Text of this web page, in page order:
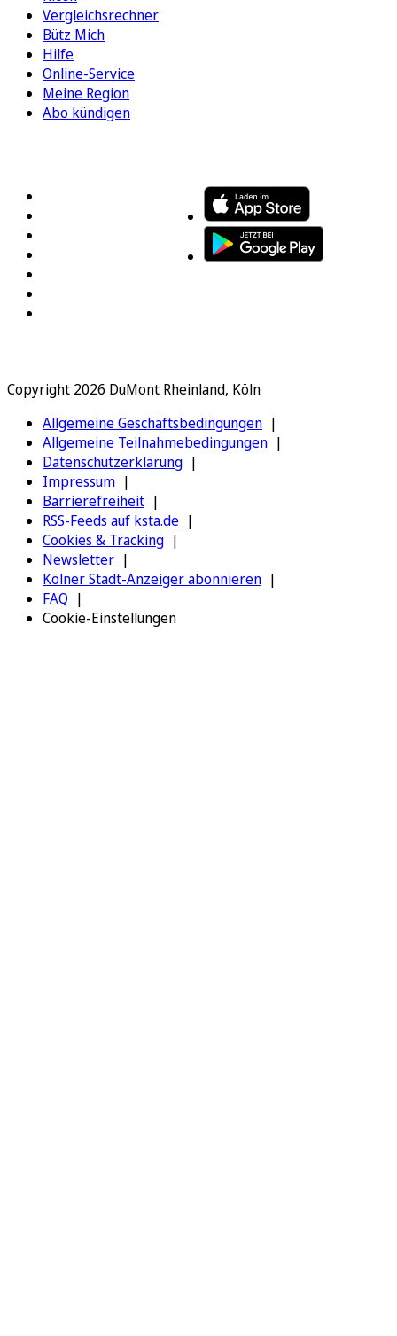
Vergleichsrechner
Bütz Mich
Hilfe
Online-Service
Meine Region
Abo kündigen
Copyright 2026 DuMont Rheinland, Köln
Allgemeine Geschäftsbedingungen
Allgemeine Teilnahmebedingungen
Datenschutzerklärung
Impressum
Barrierefreiheit
RSS-Feeds auf ksta.de
Cookies & Tracking
Newsletter
Kölner Stadt-Anzeiger abonnieren
FAQ
Cookie-Einstellungen